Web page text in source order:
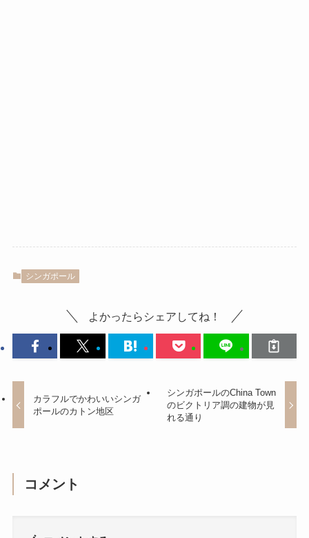
シンガポール
よかったらシェアしてね！
カラフルでかわいいシンガ
ポールのカトン地区
シンガポールのChina Town
のビクトリア調の建物が見
れる通り
コメント